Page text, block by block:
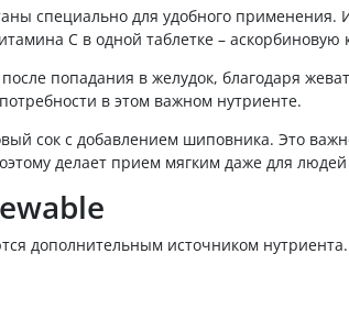
специально для удобного
С в одной таблетке – аскорбиновую
попадания в желудок, благодаря
в этом важном нутриенте.
сок с добавлением шиповника. Это
делает прием мягким даже для
дополнительным источником нутриента.